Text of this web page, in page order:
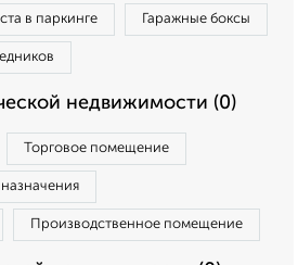
в паркинге Гаражные боксы
недвижимости (0)
Торговое помещение
Производственное помещение